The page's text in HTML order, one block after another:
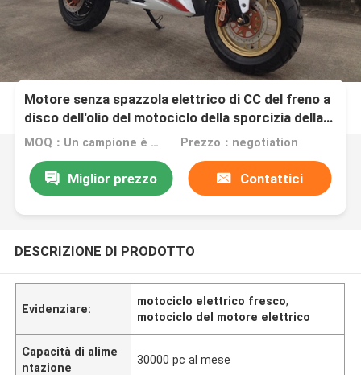
Motore senza spazzola elettrico di CC del freno a
disco dell'olio del motociclo della sporcizia della
CEE 2000W
MOQ：Un campione è benvenuto Prezzo：negotiation
Miglior prezzo Contattici
DESCRIZIONE DI PRODOTTO
Evidenziare:
motociclo elettrico fresco,
motociclo del motore elettrico
Capacità di alime
ntazione
30000 pc al mese